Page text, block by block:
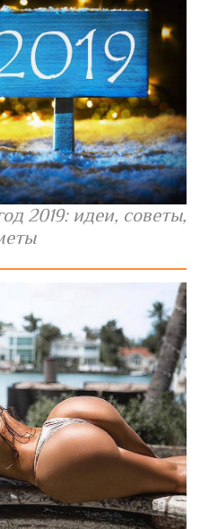
2019: идеи, советы,